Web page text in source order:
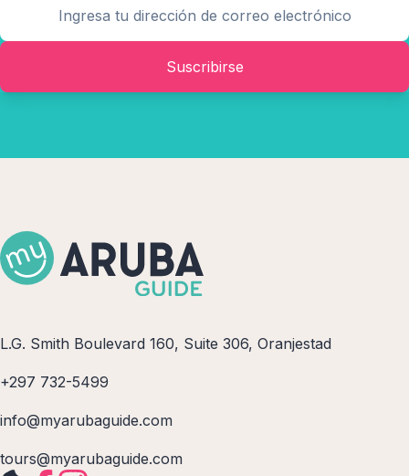
Suscribirse
L.G. Smith Boulevard 160, Suite 306, Oranjestad
+297 732-5499
info@myarubaguide.com
tours@myarubaguide.com